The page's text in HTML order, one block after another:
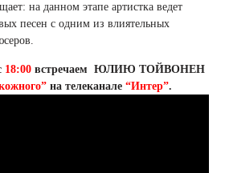
на данном этапе артистка ведет
песен с одним из влиятельных
18:00 встречаем ЮЛИЮ ТОЙВОНЕН
на телеканале “Интер”.